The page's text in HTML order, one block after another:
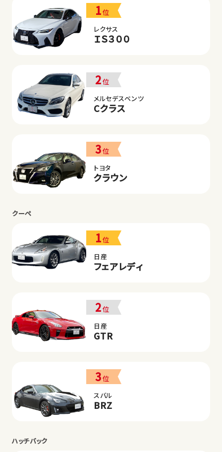
1位
レクサス
ＩＳ３００
2位
メルセデスベンツ
Cクラス
3位
トヨタ
クラウン
クーペ
1位
日産
フェアレディ
2位
日産
GTR
3位
スバル
BRZ
ハッチバック